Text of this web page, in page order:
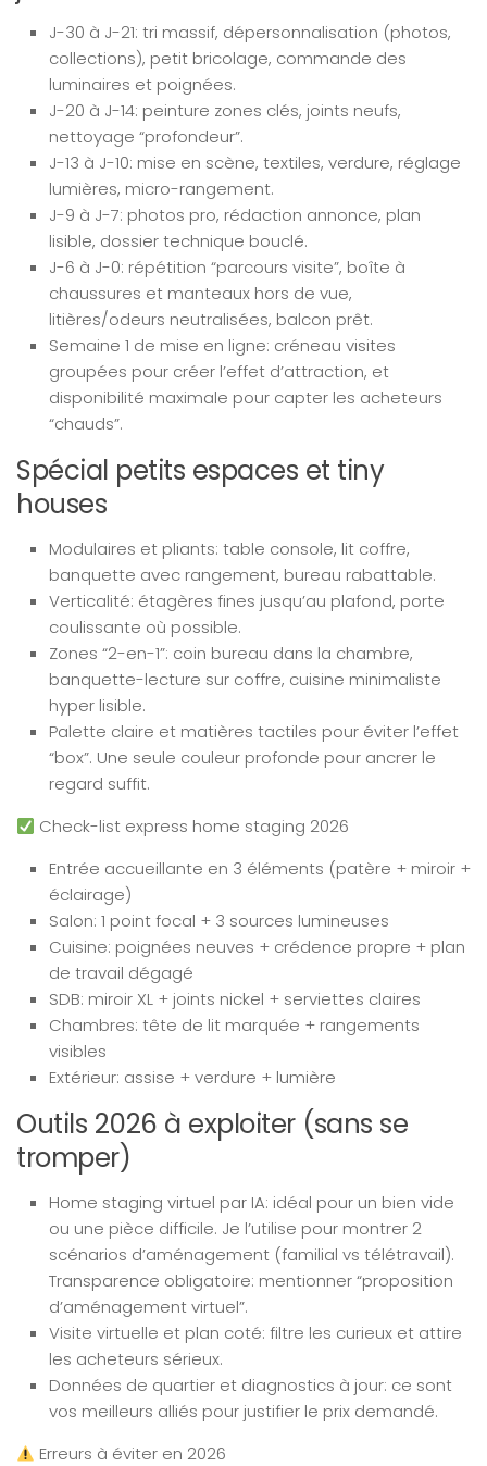
J-30 à J-21: tri massif, dépersonnalisation (photos,
collections), petit bricolage, commande des
luminaires et poignées.
J-20 à J-14: peinture zones clés, joints neufs,
nettoyage “profondeur”.
J-13 à J-10: mise en scène, textiles, verdure, réglage
lumières, micro-rangement.
J-9 à J-7: photos pro, rédaction annonce, plan
lisible, dossier technique bouclé.
J-6 à J-0: répétition “parcours visite”, boîte à
chaussures et manteaux hors de vue,
litières/odeurs neutralisées, balcon prêt.
Semaine 1 de mise en ligne: créneau visites
groupées pour créer l’effet d’attraction, et
disponibilité maximale pour capter les acheteurs
“chauds”.
Spécial petits espaces et tiny
houses
Modulaires et pliants: table console, lit coffre,
banquette avec rangement, bureau rabattable.
Verticalité: étagères fines jusqu’au plafond, porte
coulissante où possible.
Zones “2-en-1”: coin bureau dans la chambre,
banquette-lecture sur coffre, cuisine minimaliste
hyper lisible.
Palette claire et matières tactiles pour éviter l’effet
“box”. Une seule couleur profonde pour ancrer le
regard suffit.
Check-list express home staging 2026
Entrée accueillante en 3 éléments (patère + miroir +
éclairage)
Salon: 1 point focal + 3 sources lumineuses
Cuisine: poignées neuves + crédence propre + plan
de travail dégagé
SDB: miroir XL + joints nickel + serviettes claires
Chambres: tête de lit marquée + rangements
visibles
Extérieur: assise + verdure + lumière
Outils 2026 à exploiter (sans se
tromper)
Home staging virtuel par IA: idéal pour un bien vide
ou une pièce difficile. Je l’utilise pour montrer 2
scénarios d’aménagement (familial vs télétravail).
Transparence obligatoire: mentionner “proposition
d’aménagement virtuel”.
Visite virtuelle et plan coté: filtre les curieux et attire
les acheteurs sérieux.
Données de quartier et diagnostics à jour: ce sont
vos meilleurs alliés pour justifier le prix demandé.
Erreurs à éviter en 2026